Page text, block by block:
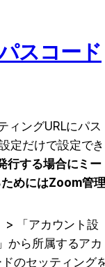
スコード
ィングURLにパス
定だけで設定でき
行する場合にミー
めにはZoom管
> 「アカウント設
から所属するアカ
のセッティング